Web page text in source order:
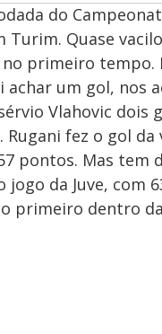
do
Quase
primeiro tempo.
um gol, nos
Vlahovic dois
fez o gol da
pontos. Mas tem
da Juve, com
primeiro dentro